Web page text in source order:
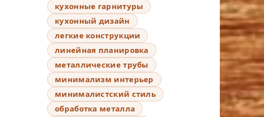
кухонные гарнитуры
кухонный дизайн
легкие конструкции
линейная планировка
металлические трубы
минимализм интерьер
минималистский стиль
обработка металла